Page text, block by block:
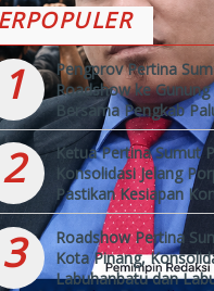
1
Pengprov Pertina
Roadshow ke
Bersama Pengkab
Jelang Porprovsu 2026
2
Ketua Pertina Sumut
Konsolidasi Jelang
Pastikan Kesiapan
Kabupaten/Kota
3
Roadshow Pertina
Kota Pinang,
Labuhanbatu dan